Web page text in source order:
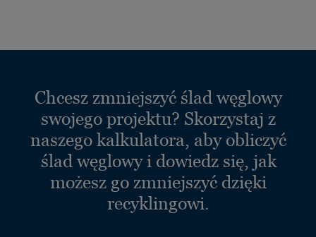
Chcesz zmniejszyć ślad węglowy
swojego projektu? Skorzystaj z
naszego kalkulatora, aby obliczyć
ślad węglowy i dowiedz się, jak
możesz go zmniejszyć dzięki
recyklingowi.